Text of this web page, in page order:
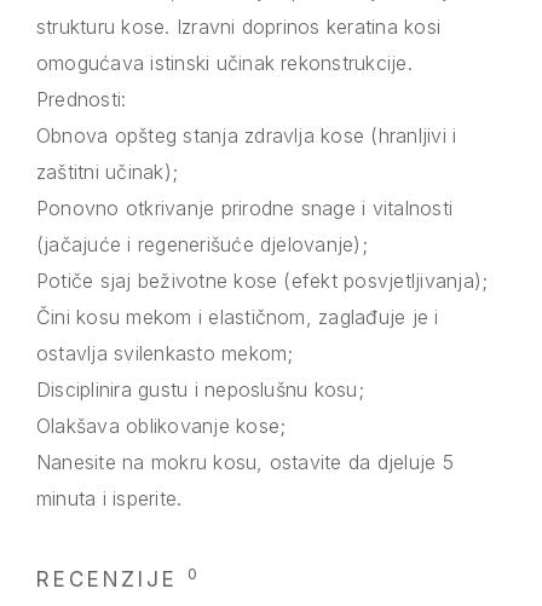
strukturu kose. Izravni doprinos keratina kosi
omogućava istinski učinak rekonstrukcije.
Prednosti:
Obnova opšteg stanja zdravlja kose (hranljivi i
zaštitni učinak);
Ponovno otkrivanje prirodne snage i vitalnosti
(jačajuće i regenerišuće djelovanje);
Potiče sjaj beživotne kose (efekt posvjetljivanja);
Čini kosu mekom i elastičnom, zaglađuje je i
ostavlja svilenkasto mekom;
Disciplinira gustu i neposlušnu kosu;
Olakšava oblikovanje kose;
Nanesite na mokru kosu, ostavite da djeluje 5
minuta i isperite.
RECENZIJE 0